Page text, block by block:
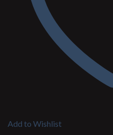
Add to Wishlist